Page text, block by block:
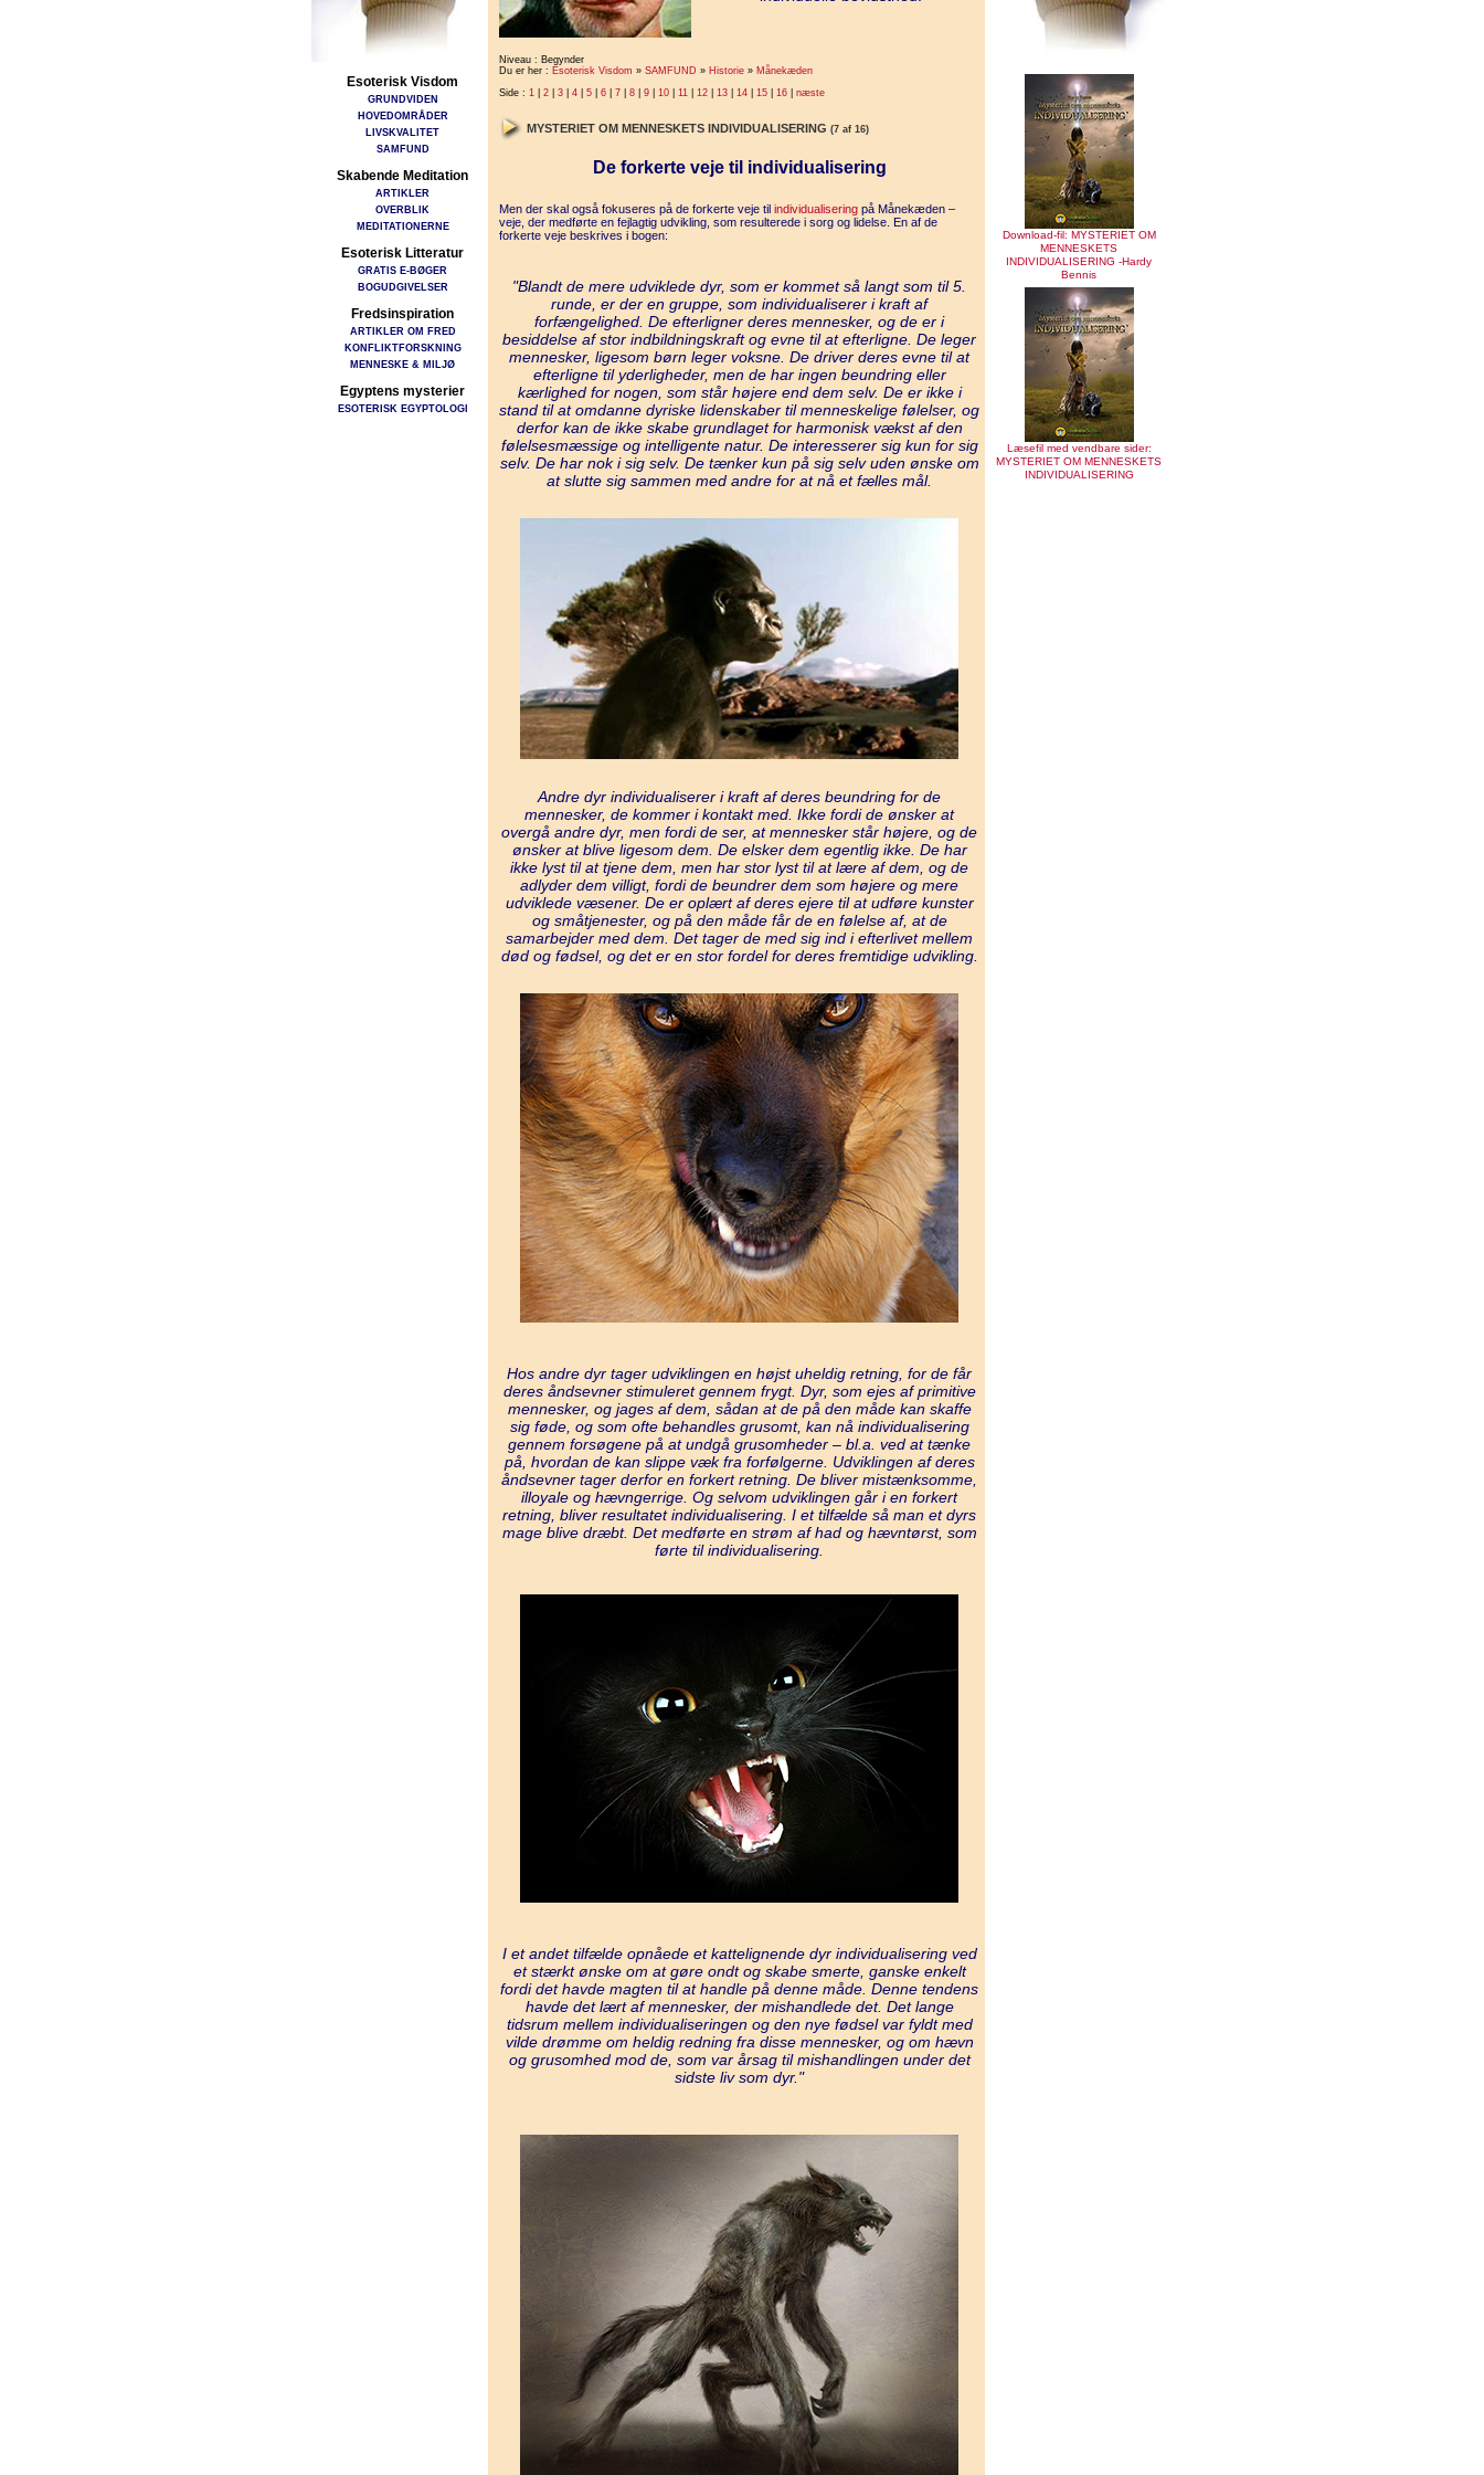
Esoterisk Visdom
GRUNDVIDEN
HOVEDOMRÅDER
LIVSKVALITET
SAMFUND
Skabende Meditation
ARTIKLER
OVERBLIK
MEDITATIONERNE
Esoterisk Litteratur
GRATIS E-BØGER
BOGUDGIVELSER
Fredsinspiration
ARTIKLER OM FRED
KONFLIKTFORSKNING
MENNESKE & MILJØ
Egyptens mysterier
ESOTERISK EGYPTOLOGI
Niveau : Begynder
Du er her : Esoterisk Visdom » SAMFUND » Historie » Månekæden
Side : 1 2 3 4 5 6 7 8 9 10 11 12 13 14 15 16 næste
MYSTERIET OM MENNESKETS INDIVIDUALISERING (7 af 16)
De forkerte veje til individualisering
Men der skal også fokuseres på de forkerte veje til individualisering på Månekæden –
veje, der medførte en fejlagtig udvikling, som resulterede i sorg og lidelse. En af de
forkerte veje beskrives i bogen:
"Blandt de mere udviklede dyr, som er kommet så langt som til 5.
runde, er der en gruppe, som individualiserer i kraft af
forfængelighed. De efterligner deres mennesker, og de er i
besiddelse af stor indbildningskraft og evne til at efterligne. De leger
mennesker, ligesom børn leger voksne. De driver deres evne til at
efterligne til yderligheder, men de har ingen beundring eller
kærlighed for nogen, som står højere end dem selv. De er ikke i
stand til at omdanne dyriske lidenskaber til menneskelige følelser, og
derfor kan de ikke skabe grundlaget for harmonisk vækst af den
følelsesmæssige og intelligente natur. De interesserer sig kun for sig
selv. De har nok i sig selv. De tænker kun på sig selv uden ønske om
at slutte sig sammen med andre for at nå et fælles mål.
Andre dyr individualiserer i kraft af deres beundring for de
mennesker, de kommer i kontakt med. Ikke fordi de ønsker at
overgå andre dyr, men fordi de ser, at mennesker står højere, og de
ønsker at blive ligesom dem. De elsker dem egentlig ikke. De har
ikke lyst til at tjene dem, men har stor lyst til at lære af dem, og de
adlyder dem villigt, fordi de beundrer dem som højere og mere
udviklede væsener. De er oplært af deres ejere til at udføre kunster
og småtjenester, og på den måde får de en følelse af, at de
samarbejder med dem. Det tager de med sig ind i efterlivet mellem
død og fødsel, og det er en stor fordel for deres fremtidige udvikling.
Hos andre dyr tager udviklingen en højst uheldig retning, for de får
deres åndsevner stimuleret gennem frygt. Dyr, som ejes af primitive
mennesker, og jages af dem, sådan at de på den måde kan skaffe
sig føde, og som ofte behandles grusomt, kan nå individualisering
gennem forsøgene på at undgå grusomheder – bl.a. ved at tænke
på, hvordan de kan slippe væk fra forfølgerne. Udviklingen af deres
åndsevner tager derfor en forkert retning. De bliver mistænksomme,
illoyale og hævngerrige. Og selvom udviklingen går i en forkert
retning, bliver resultatet individualisering. I et tilfælde så man et dyrs
mage blive dræbt. Det medførte en strøm af had og hævntørst, som
førte til individualisering.
I et andet tilfælde opnåede et kattelignende dyr individualisering ved
et stærkt ønske om at gøre ondt og skabe smerte, ganske enkelt
fordi det havde magten til at handle på denne måde. Denne tendens
havde det lært af mennesker, der mishandlede det. Det lange
tidsrum mellem individualiseringen og den nye fødsel var fyldt med
vilde drømme om heldig redning fra disse mennesker, og om hævn
og grusomhed mod de, som var årsag til mishandlingen under det
sidste liv som dyr."
Download-fil: MYSTERIET OM
MENNESKETS
INDIVIDUALISERING -Hardy
Bennis
Læsefil med vendbare sider:
MYSTERIET OM MENNESKETS
INDIVIDUALISERING